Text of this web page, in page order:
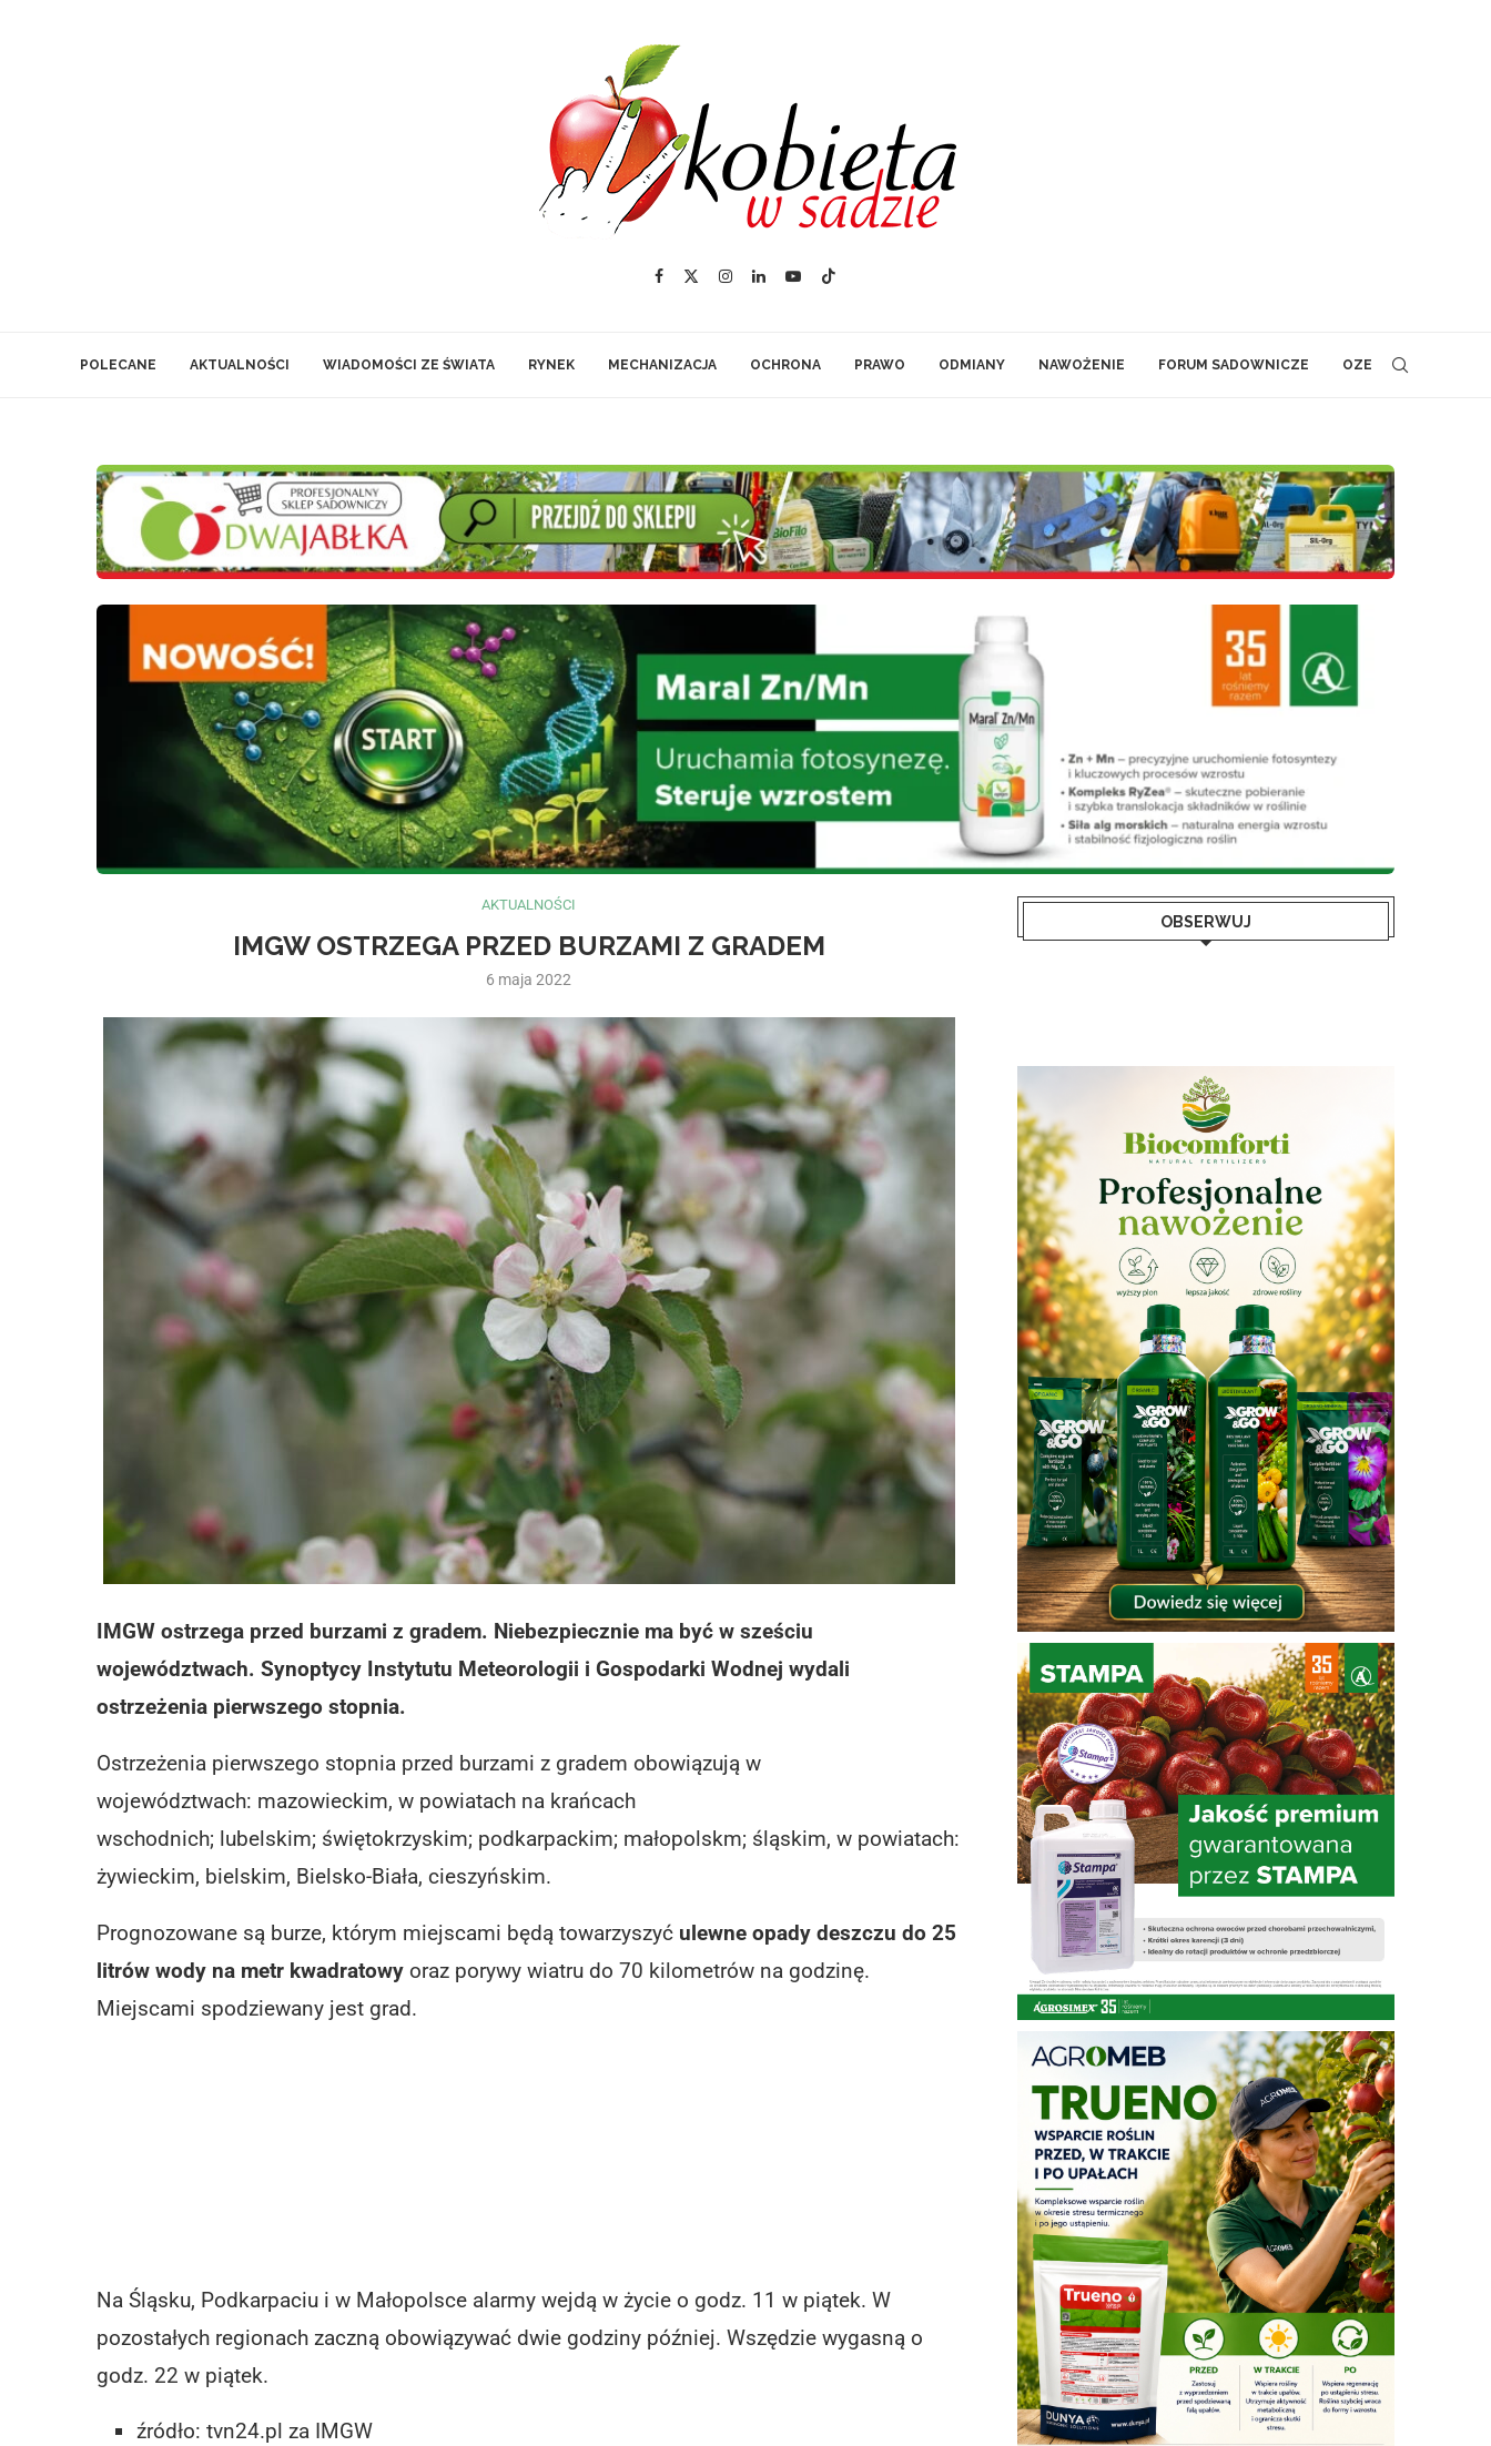
POLECANE AKTUALNOŚCI WIADOMOŚCI ZE ŚWIATA RYNEK MECHANIZACJA OCHRONA PRAWO ODMIANY NAWOŻENIE FORUM SADOWNICZE OZE
AKTUALNOŚCI
IMGW OSTRZEGA PRZED BURZAMI Z GRADEM
6 maja 2022
IMGW ostrzega przed burzami z gradem. Niebezpiecznie ma być w sześciu
województwach. Synoptycy Instytutu Meteorologii i Gospodarki Wodnej wydali
ostrzeżenia pierwszego stopnia.
Ostrzeżenia pierwszego stopnia przed burzami z gradem obowiązują w
województwach: mazowieckim, w powiatach na krańcach
wschodnich; lubelskim; świętokrzyskim; podkarpackim; małopolskm; śląskim, w powiatach:
żywieckim, bielskim, Bielsko-Biała, cieszyńskim.
Prognozowane są burze, którym miejscami będą towarzyszyć ulewne opady deszczu do 25
litrów wody na metr kwadratowy oraz porywy wiatru do 70 kilometrów na godzinę.
Miejscami spodziewany jest grad.
Na Śląsku, Podkarpaciu i w Małopolsce alarmy wejdą w życie o godz. 11 w piątek. W
pozostałych regionach zaczną obowiązywać dwie godziny później. Wszędzie wygasną o
godz. 22 w piątek.
źródło: tvn24.pl za IMGW
OBSERWUJ